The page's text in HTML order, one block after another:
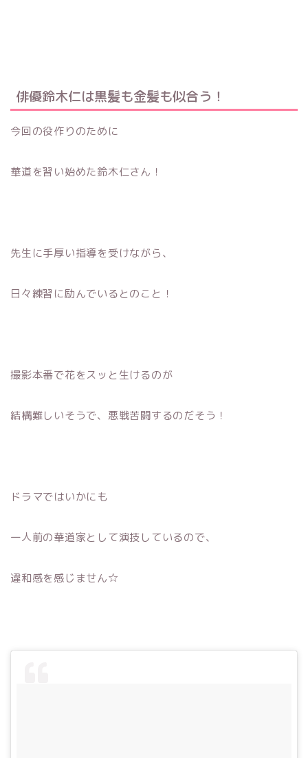
俳優鈴木仁は黒髪も金髪も似合う！
今回の役作りのために
華道を習い始めた鈴木仁さん！
先生に手厚い指導を受けながら、
日々練習に励んでいるとのこと！
撮影本番で花をスッと生けるのが
結構難しいそうで、悪戦苦闘するのだそう！
ドラマではいかにも
一人前の華道家として演技しているので、
違和感を感じません☆